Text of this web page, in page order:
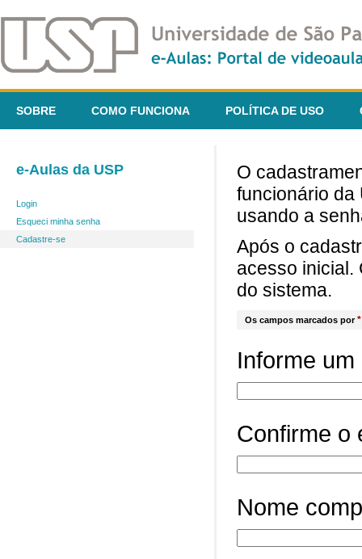
SOBRE COMO FUNCIONA POLÍTICA DE USO
e-Aulas da USP
Login
Esqueci minha senha
Cadastre-se
O
funcionário da
usando a
Após o
acesso inicial.
do sistema.
Os campos marcados por*
Informe
Confirme o
Nome